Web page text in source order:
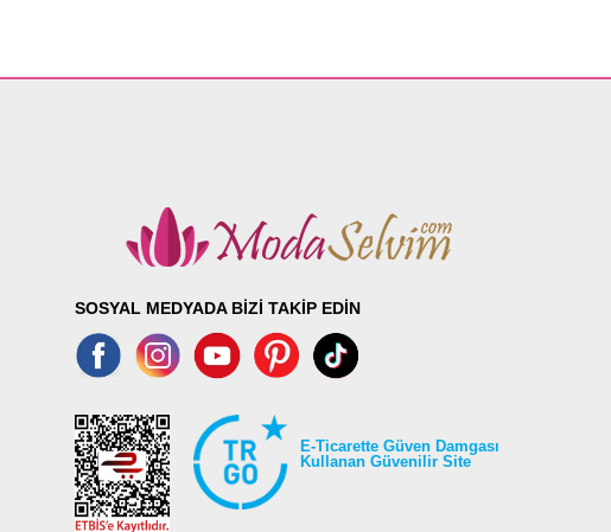
SOSYAL MEDYADA BİZİ TAKİP EDİN
E-Ticarette Güven Damgası
Kullanan Güvenilir Site